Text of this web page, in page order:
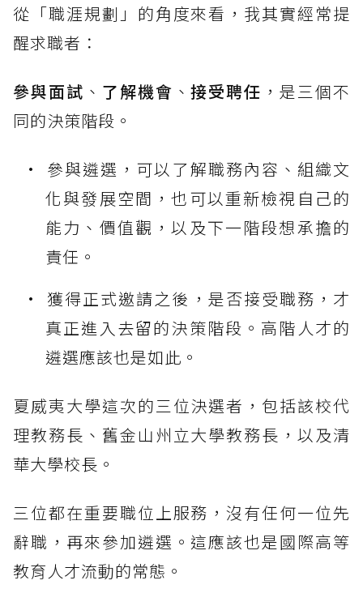
從「職涯規劃」的角度來看，我其實經常提
醒求職者：
參與面試 、 了解機會 、接受聘任 ，是三個不
同的決策階段。
參與遴選，可以了解職務內容、組織文
化與發展空間，也可以重新檢視自己的
能力、價值觀，以及下一階段想承擔的
責任。
獲得正式邀請之後，是否接受職務，才
真正進入去留的決策階段。高階人才的
遴選應該也是如此。
夏威夷大學這次的三位決選者，包括該校代
理教務長、舊金山州立大學教務長，以及清
華大學校長。
三位都在重要職位上服務，沒有任何一位先
辭職，再來參加遴選。這應該也是國際高等
教育人才流動的常態。